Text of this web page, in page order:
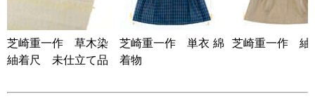
芝崎重一作 草木染
紬着尺 未仕立て品
芝崎重一作 単衣 綿
着物
芝崎重一作 紬